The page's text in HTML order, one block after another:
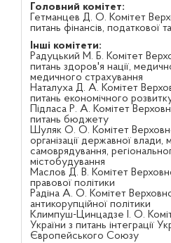
Головний комітет:
Гетманцев Д. О. Комітет
питань фінансів, податкової
Інші комітети:
Радуцький М. Б. Комітет
питань здоров'я нації,
медичного страхування
Наталуха Д. А. Комітет
питань економічного
Підласа Р. А. Комітет
питань бюджету
Шуляк О. О. Комітет
організації державної влади,
самоврядування,
містобудування
Маслов Д. В. Комітет
правової політики
Радіна А. О. Комітет
антикорупційної політики
Климпуш-Цинцадзе І. О.
України з питань інтеграції
Європейського Союзу